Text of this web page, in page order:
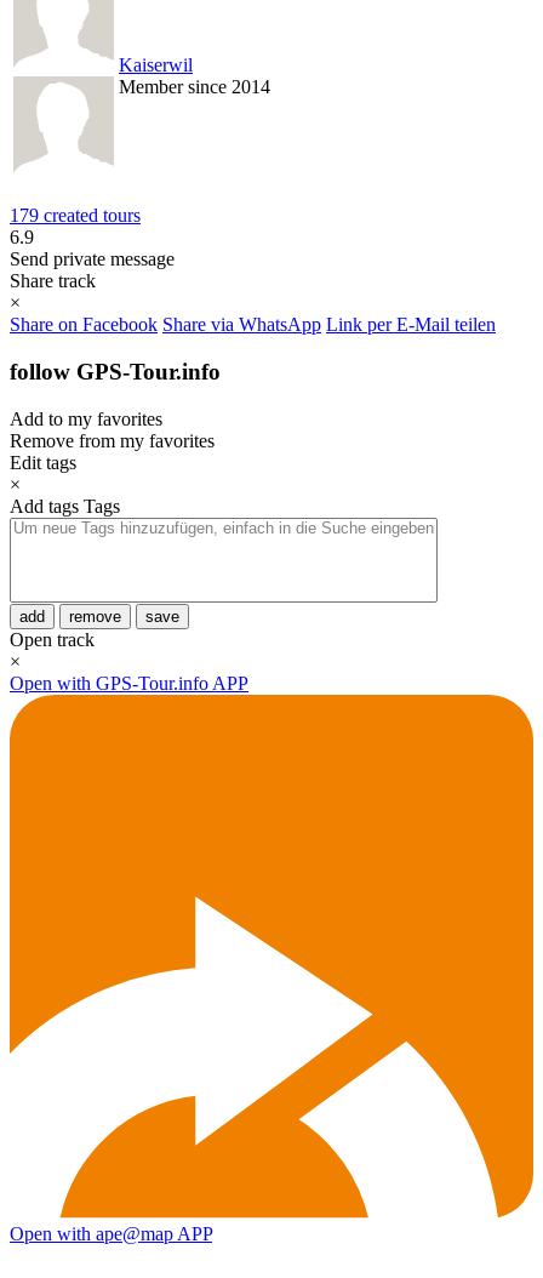
Kaiserwil
Member since 2014
179 created tours
6.9
Send private message
Share track
×
Share on Facebook Share via WhatsApp Link per E-Mail teilen
follow GPS-Tour.info
Add to my favorites
Remove from my favorites
Edit tags
×
Add tags Tags
add remove save
Open track
×
Open with GPS-Tour.info APP
Open with ape@map APP